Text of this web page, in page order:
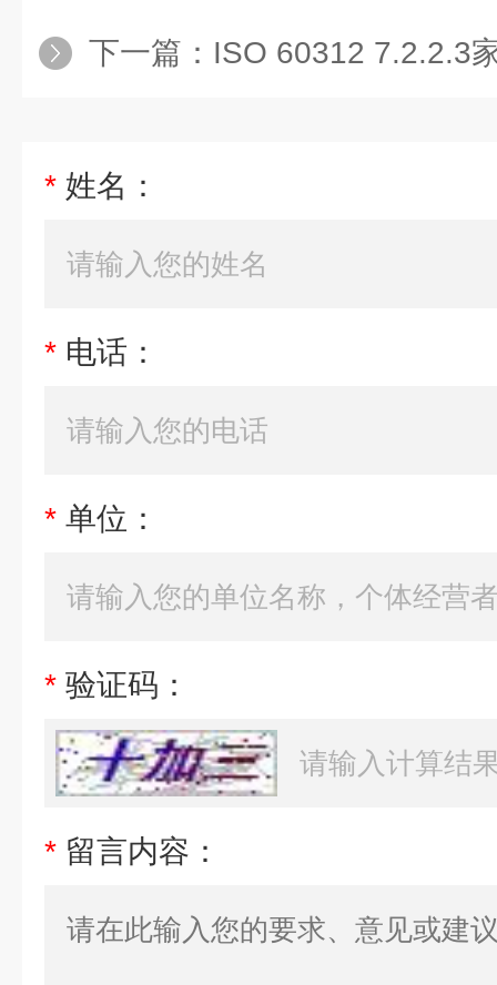
下一篇： ISO 60312 7.2.2.3
* 姓名：
* 电话：
* 单位：
* 验证码：
* 留言内容：